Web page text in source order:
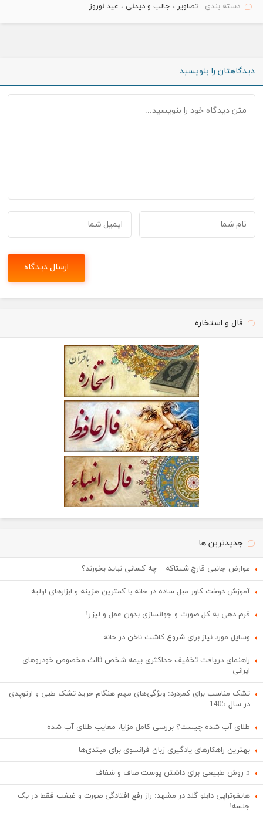
دسته بندی :تصاویر ، جالب و دیدنی ، عید نوروز
دیدگاهتان را بنویسید
فال و استخاره
جدیدترین ها
عوارض جانبی قارچ شیتاکه + چه کسانی نباید بخورند؟
آموزش دوخت کاور مبل ساده در خانه با کمترین هزینه و ابزارهای اولیه
فرم دهی به کل صورت و جوانسازی بدون عمل و لیزر!
وسایل مورد نیاز برای شروع کاشت ناخن در خانه
راهنمای دریافت تخفیف حداکثری بیمه شخص ثالث مخصوص خودروهای
ایرانی
تشک مناسب برای کمردرد: ویژگی‌های مهم هنگام خرید تشک طبی و ارتوپدی
در سال 1405
طلای آب شده چیست؟ بررسی کامل مزایا، معایب طلای آب شده
بهترین راهکارهای یادگیری زبان فرانسوی برای مبتدی‌ها
5 روش طبیعی برای داشتن پوست صاف و شفاف
هایفوتراپی دابلو گلد در مشهد: راز رفع افتادگی صورت و غبغب فقط در یک
جلسه!